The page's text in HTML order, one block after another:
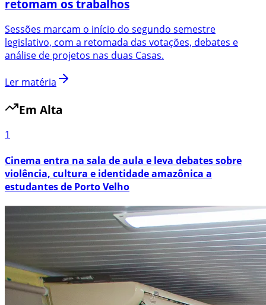
retomam os trabalhos
Sessões marcam o início do segundo semestre
legislativo, com a retomada das votações, debates e
análise de projetos nas duas Casas.
Ler matéria
Em Alta
1
Cinema entra na sala de aula e leva debates sobre
violência, cultura e identidade amazônica a
estudantes de Porto Velho